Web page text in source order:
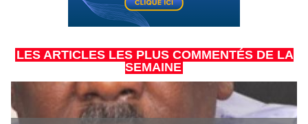
LES ARTICLES LES PLUS COMMENTÉS DE LA
SEMAINE